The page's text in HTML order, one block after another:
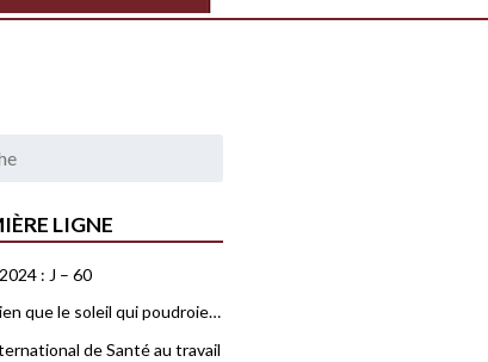
LIGNE
: J – 60
que le soleil qui poudroie…
de Santé au travail